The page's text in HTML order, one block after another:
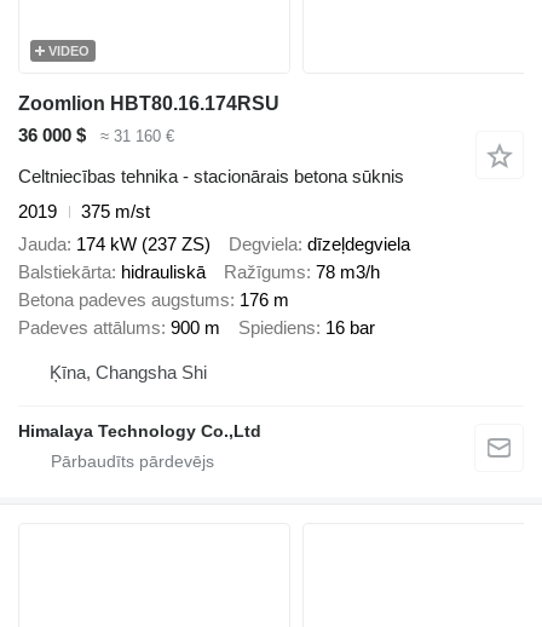
VIDEO
Zoomlion HBT80.16.174RSU
36 000 $
≈ 31 160 €
Celtniecības tehnika - stacionārais betona sūknis
2019
375 m/st
Jauda 174 kW (237 ZS) Degviela dīzeļdegviela
Balstiekārta hidrauliskā Ražīgums 78 m3/h
Betona padeves augstums 176 m
Padeves attālums 900 m Spiediens 16 bar
Ķīna, Changsha Shi
Himalaya Technology Co.,Ltd